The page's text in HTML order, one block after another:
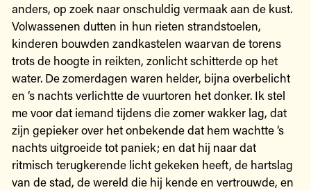
anders, op zoek naar onschuldig vermaak aan de kust.
Volwassenen dutten in hun rieten strandstoelen,
kinderen bouwden zandkastelen waarvan de torens
trots de hoogte in reikten, zonlicht schitterde op het
water. De zomerdagen waren helder, bijna overbelicht
en ‘s nachts verlichtte de vuurtoren het donker. Ik stel
me voor dat iemand tijdens die zomer wakker lag, dat
zijn gepieker over het onbekende dat hem wachtte ‘s
nachts uitgroeide tot paniek; en dat hij naar dat
ritmisch terugkerende licht gekeken heeft, de hartslag
van de stad, de wereld die hij kende en vertrouwde, en